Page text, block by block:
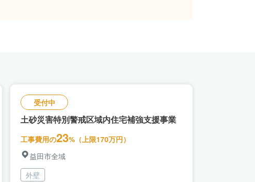
受付中
土砂災害特別警戒区域内住宅補強支援事業
工事費用の23%（上限170万円）
益田市全域
外壁